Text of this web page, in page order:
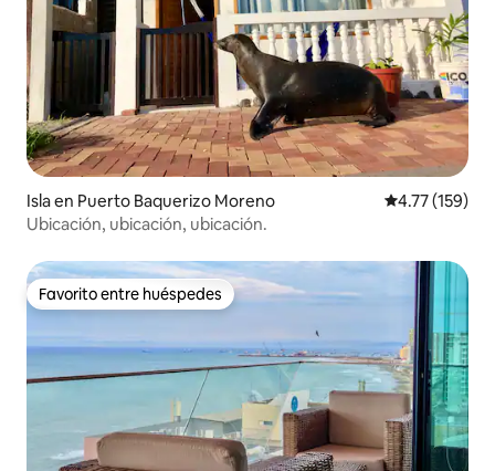
Isla en Puerto Baquerizo Moreno Calificación
4.77 (159)
Ubicación, ubicación, ubicación.
Favorito entre huéspedes
Favorito entre huéspedes